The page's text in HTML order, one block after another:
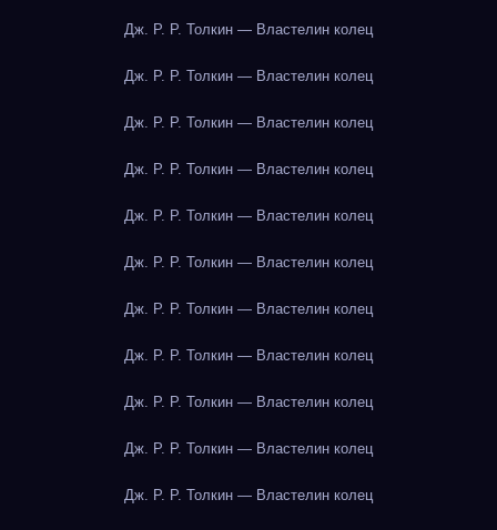
Дж. Р. Р. Толкин — Властелин колец
Дж. Р. Р. Толкин — Властелин колец
Дж. Р. Р. Толкин — Властелин колец
Дж. Р. Р. Толкин — Властелин колец
Дж. Р. Р. Толкин — Властелин колец
Дж. Р. Р. Толкин — Властелин колец
Дж. Р. Р. Толкин — Властелин колец
Дж. Р. Р. Толкин — Властелин колец
Дж. Р. Р. Толкин — Властелин колец
Дж. Р. Р. Толкин — Властелин колец
Дж. Р. Р. Толкин — Властелин колец